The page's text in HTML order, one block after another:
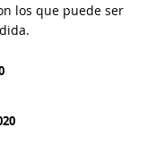
los que puede ser